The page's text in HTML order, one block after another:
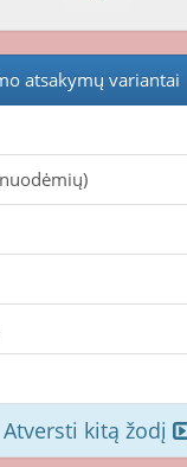
atsakymų variantai
Atversti kitą žodį